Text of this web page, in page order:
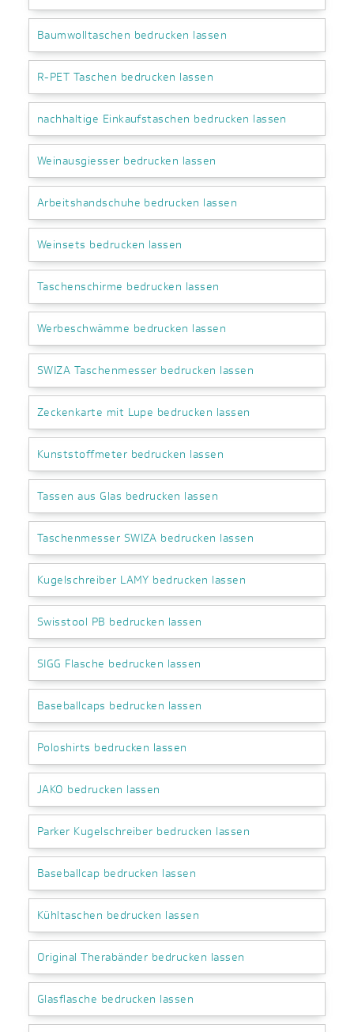
Baumwolltaschen bedrucken lassen
R-PET Taschen bedrucken lassen
nachhaltige Einkaufstaschen bedrucken lassen
Weinausgiesser bedrucken lassen
Arbeitshandschuhe bedrucken lassen
Weinsets bedrucken lassen
Taschenschirme bedrucken lassen
Werbeschwämme bedrucken lassen
SWIZA Taschenmesser bedrucken lassen
Zeckenkarte mit Lupe bedrucken lassen
Kunststoffmeter bedrucken lassen
Tassen aus Glas bedrucken lassen
Taschenmesser SWIZA bedrucken lassen
Kugelschreiber LAMY bedrucken lassen
Swisstool PB bedrucken lassen
SIGG Flasche bedrucken lassen
Baseballcaps bedrucken lassen
Poloshirts bedrucken lassen
JAKO bedrucken lassen
Parker Kugelschreiber bedrucken lassen
Baseballcap bedrucken lassen
Kühltaschen bedrucken lassen
Original Therabänder bedrucken lassen
Glasflasche bedrucken lassen